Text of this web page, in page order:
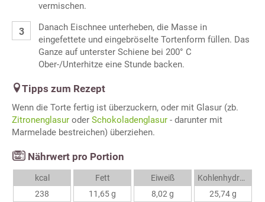
vermischen.
Danach Eischnee unterheben, die Masse in
eingefettete und eingebröselte Tortenform füllen. Das
Ganze auf unterster Schiene bei 200° C
Ober-/Unterhitze eine Stunde backen.
Tipps zum Rezept
Wenn die Torte fertig ist überzuckern, oder mit Glasur (zb.
Zitronenglasur oder Schokoladenglasur - darunter mit
Marmelade bestreichen) überziehen.
Nährwert pro Portion
kcal
238
Fett
11,65 g
Eiweiß
8,02 g
Kohlenhydrate
25,74 g